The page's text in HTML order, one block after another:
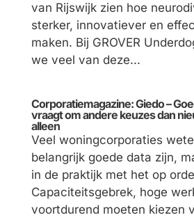
van Rijswijk zien hoe
sterker, innovatiever en
maken. Bij GROVER
we veel van deze...
Corporatiemagazine: Giedo –
vraagt om andere keuzes dan
alleen
Veel woningcorporaties
belangrijk goede data zijn,
in de praktijk met het op
Capaciteitsgebrek, hoge
voortdurend moeten kiezen